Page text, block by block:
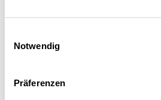
Notwendig
Präferenzen